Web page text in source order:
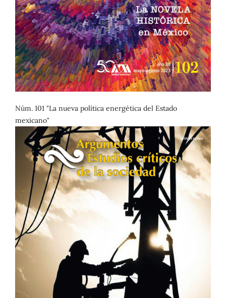
Núm. 101 "La nueva política energética del Estado
mexicano"